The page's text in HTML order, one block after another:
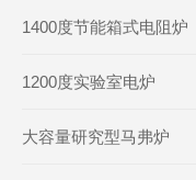
1400度节能箱式电阻炉
1200度实验室电炉
大容量研究型马弗炉